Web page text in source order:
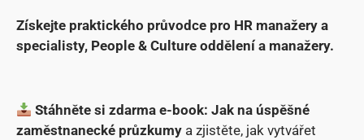
Získejte praktického průvodce pro HR manažery a
specialisty, People & Culture oddělení a manažery.
Stáhněte si zdarma e-book: Jak na úspěšné
zaměstnanecké průzkumy a zjistěte, jak vytvářet